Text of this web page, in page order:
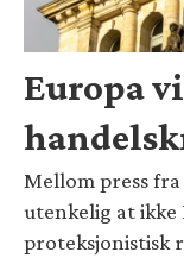
Europa
Mellom press fra
utenkelig at ikke
proteksjonistisk